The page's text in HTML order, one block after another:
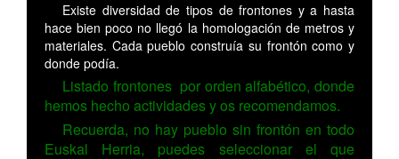
Existe diversidad de tipos de frontones y a hasta
hace bien poco no llegó la homologación de metros y
materiales. Cada pueblo construía su frontón como y
donde podía.
Listado frontones por orden alfabético, donde
hemos hecho actividades y os recomendamos.
Recuerda, no hay pueblo sin frontón en todo
Euskal Herria, puedes seleccionar el que